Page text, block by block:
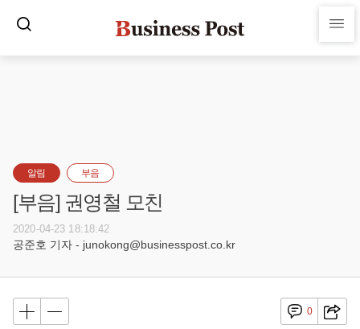
알림 부음
[부음] 권영철 모친
2020-04-23 18:18:42
공준호 기자 - junokong@businesspost.co.kr
0